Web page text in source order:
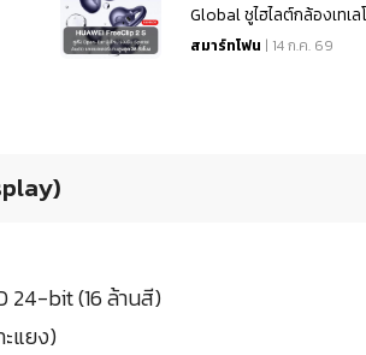
Global ชูไฮไลต์กล้องเทเ
200MP
สมาร์ทโฟน | 14 ก.ค. 69
24-bit (16 ล้านสี)
แยง)